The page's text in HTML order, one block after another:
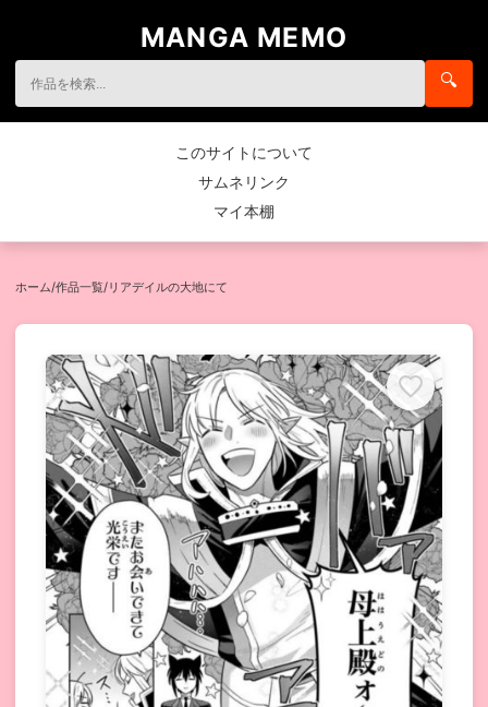
MANGA MEMO
🔍
このサイトについて
サムネリンク
マイ本棚
ホーム/作品一覧/リアデイルの大地にて